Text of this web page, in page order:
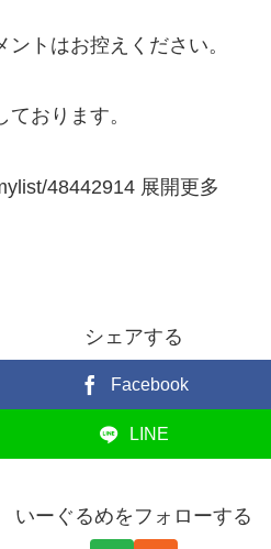
トはお控えください。
おります。
48442914 展開更多
シェアする
Facebook
LINE
いーぐるめをフォローする